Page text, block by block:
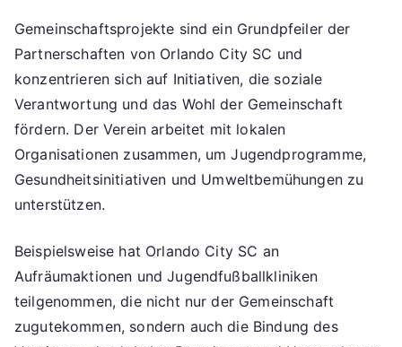
Gemeinschaftsprojekte sind ein Grundpfeiler der
Partnerschaften von Orlando City SC und
konzentrieren sich auf Initiativen, die soziale
Verantwortung und das Wohl der Gemeinschaft
fördern. Der Verein arbeitet mit lokalen
Organisationen zusammen, um Jugendprogramme,
Gesundheitsinitiativen und Umweltbemühungen zu
unterstützen.
Beispielsweise hat Orlando City SC an
Aufräumaktionen und Jugendfußballkliniken
teilgenommen, die nicht nur der Gemeinschaft
zugutekommen, sondern auch die Bindung des